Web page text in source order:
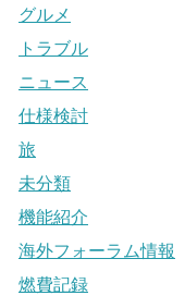
グルメ
トラブル
ニュース
仕様検討
旅
未分類
機能紹介
海外フォーラム情報
燃費記録